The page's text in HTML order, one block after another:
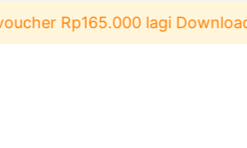
Rp165.000 lagi Download &